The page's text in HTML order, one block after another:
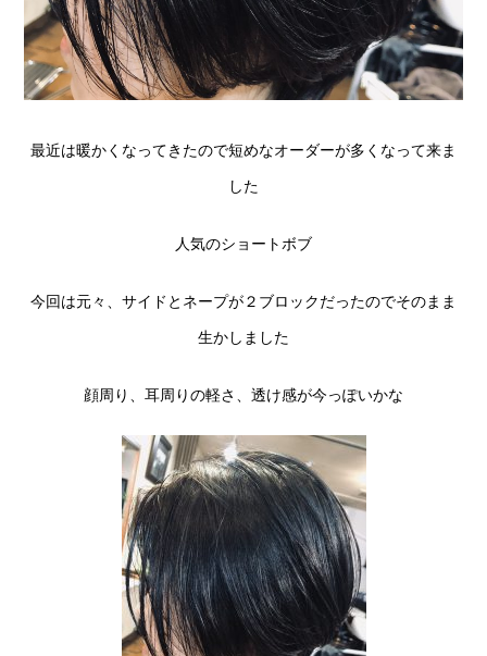
最近は暖かくなってきたので短めなオーダーが多くなって来ま
した
人気のショートボブ
今回は元々、サイドとネープが２ブロックだったのでそのまま
生かしました
顔周り、耳周りの軽さ、透け感が今っぽいかな